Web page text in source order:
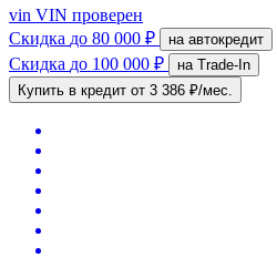
vin VIN проверен
Скидка до 80 000 ₽ на автокредит
Скидка до 100 000 ₽
на Trade-In
Купить в кредит от 3 386 ₽/мес.